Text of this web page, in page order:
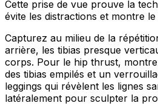
Cette prise de vue prouve la
évite les distractions et montre
Capturez au milieu de la
arrière, les tibias presque
corps. Pour le hip thrust,
des tibias empilés et un
leggings qui révèlent les lignes
latéralement pour sculpter la